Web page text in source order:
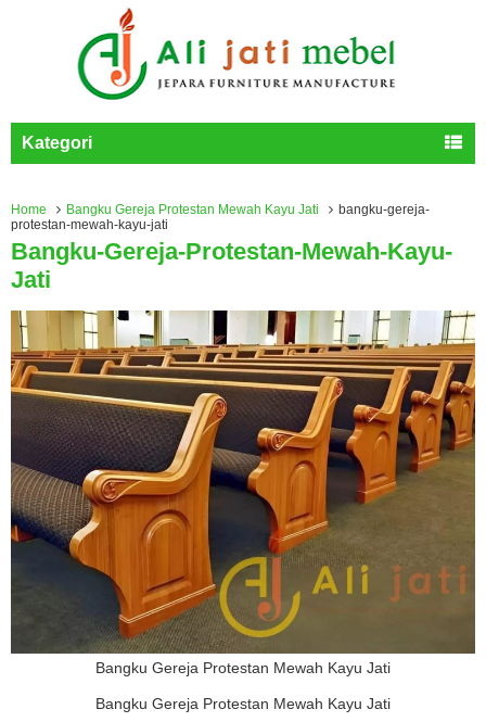
Kategori
Home Bangku Gereja Protestan Mewah Kayu Jati
bangku-gereja-
protestan-mewah-kayu-jati
Bangku-Gereja-Protestan-Mewah-Kayu-
Jati
Bangku Gereja Protestan Mewah Kayu Jati
Bangku Gereja Protestan Mewah Kayu Jati